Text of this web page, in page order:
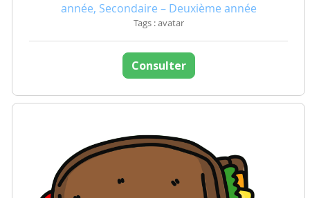
année, Secondaire – Deuxième année
Tags : avatar
Consulter